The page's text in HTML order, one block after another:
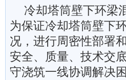
冷却塔筒壁下环梁
为保证冷却塔筒壁下
况，进行周密性部署
安全、质量、技术交
守浇筑一线协调解决